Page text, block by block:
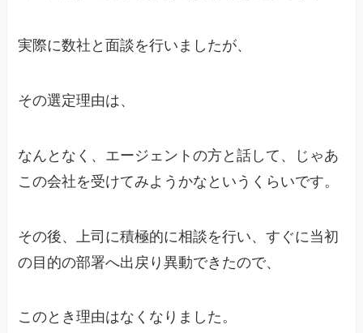
実際に数社と面談を行いましたが、
その選定理由は、
なんとなく、エージェントの方と話して、じゃあ
この会社を受けてみようかなというくらいです。
その後、上司に積極的に相談を行い、すぐに当初
の目的の部署へ出戻り異動できたので、
このとき理由はなくなりました。